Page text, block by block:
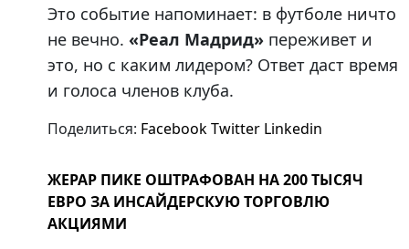
Это событие напоминает: в футболе ничто
не вечно. «Реал Мадрид» переживет и
это, но с каким лидером? Ответ даст время
и голоса членов клуба.
Поделиться: FacebookTwitter Linkedin
ЖЕРАР ПИКЕ ОШТРАФОВАН НА 200 ТЫСЯЧ
ЕВРО ЗА ИНСАЙДЕРСКУЮ ТОРГОВЛЮ
АКЦИЯМИ